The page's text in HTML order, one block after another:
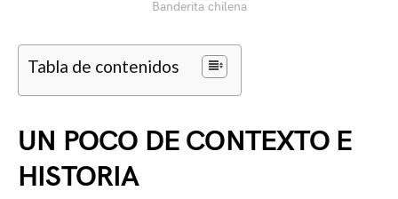
Banderita chilena
Tabla de contenidos
UN POCO DE CONTEXTO E
HISTORIA